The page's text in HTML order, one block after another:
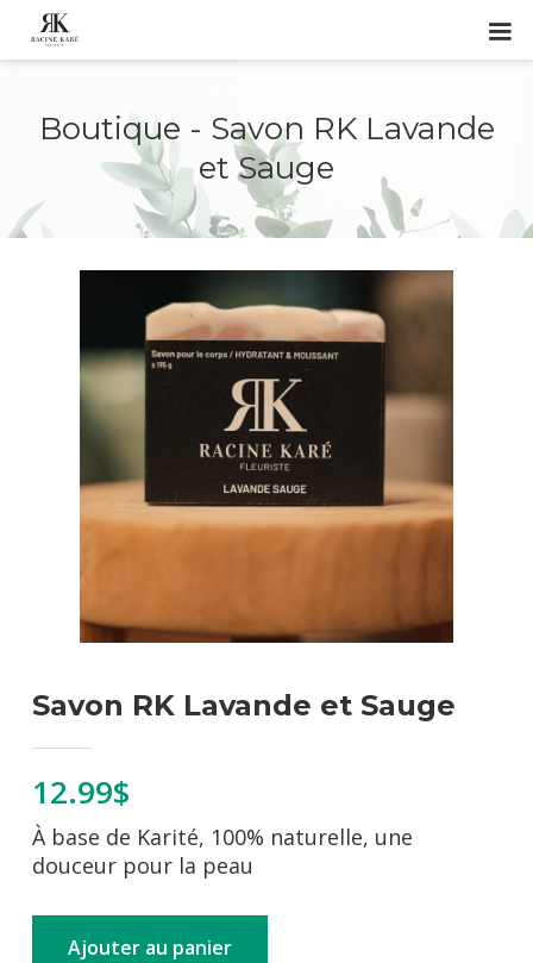
Boutique - Savon RK Lavande
et Sauge
Savon RK Lavande et Sauge
12.99$
À base de Karité, 100% naturelle, une
douceur pour la peau
Ajouter au panier